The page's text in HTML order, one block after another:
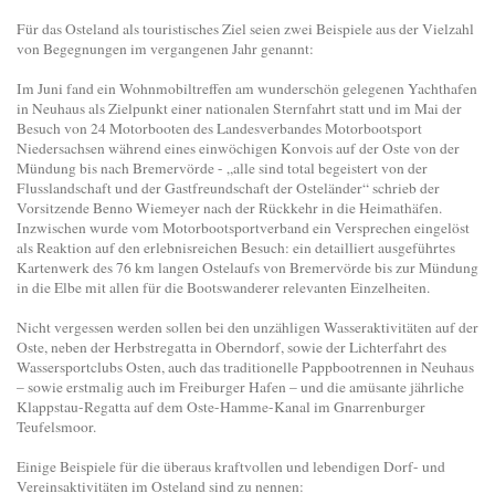
Für das Osteland als touristisches Ziel seien zwei Beispiele aus der Vielzahl
von Begegnungen im vergangenen Jahr genannt:
Im Juni fand ein Wohnmobiltreffen am wunderschön gelegenen Yachthafen
in Neuhaus als Zielpunkt einer nationalen Sternfahrt statt und im Mai der
Besuch von 24 Motorbooten des Landesverbandes Motorbootsport
Niedersachsen während eines einwöchigen Konvois auf der Oste von der
Mündung bis nach Bremervörde - „alle sind total begeistert von der
Flusslandschaft und der Gastfreundschaft der Osteländer“ schrieb der
Vorsitzende Benno Wiemeyer nach der Rückkehr in die Heimathäfen.
Inzwischen wurde vom Motorbootsportverband ein Versprechen eingelöst
als Reaktion auf den erlebnisreichen Besuch: ein detailliert ausgeführtes
Kartenwerk des 76 km langen Ostelaufs von Bremervörde bis zur Mündung
in die Elbe mit allen für die Bootswanderer relevanten Einzelheiten.
Nicht vergessen werden sollen bei den unzähligen Wasseraktivitäten auf der
Oste, neben der Herbstregatta in Oberndorf, sowie der Lichterfahrt des
Wassersportclubs Osten, auch das traditionelle Pappbootrennen in Neuhaus
– sowie erstmalig auch im Freiburger Hafen – und die amüsante jährliche
Klappstau-Regatta auf dem Oste-Hamme-Kanal im Gnarrenburger
Teufelsmoor.
Einige Beispiele für die überaus kraftvollen und lebendigen Dorf- und
Vereinsaktivitäten im Osteland sind zu nennen: